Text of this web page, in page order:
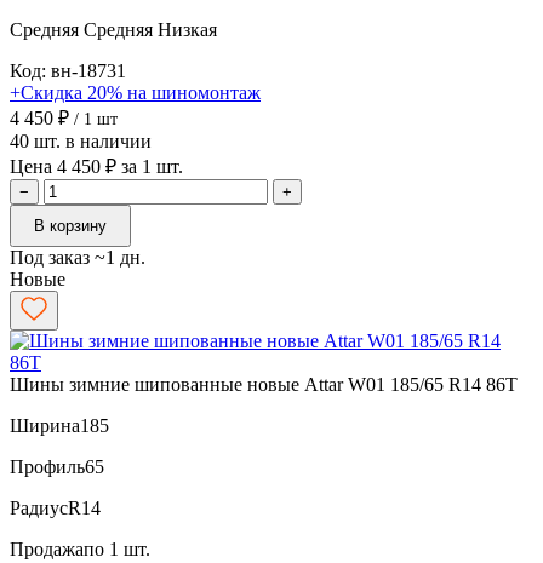
Средняя Средняя Низкая
Код: вн-18731
+Скидка 20% на шиномонтаж
4 450 ₽ / 1 шт
40 шт. в наличии
Цена 4 450 ₽ за 1 шт.
−
+
В корзину
Под заказ ~1 дн.
Новые
Шины зимние шипованные новые Attar W01 185/65 R14 86T
Ширина185
Профиль65
РадиусR14
Продажапо 1 шт.